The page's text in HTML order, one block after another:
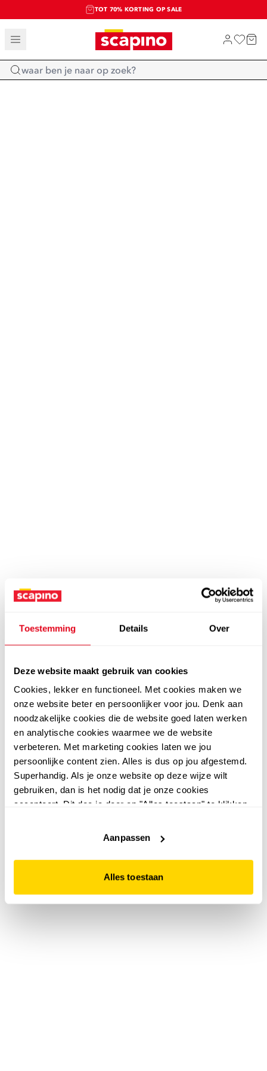
Toestemming Details Over
Deze website maakt gebruik van cookies
Cookies, lekker en functioneel. Met cookies maken we
onze website beter en persoonlijker voor jou. Denk aan
noodzakelijke cookies die de website goed laten werken
en analytische cookies waarmee we de website
verbeteren. Met marketing cookies laten we jou
persoonlijke content zien. Alles is dus op jou afgestemd.
Superhandig. Als je onze website op deze wijze wilt
gebruiken, dan is het nodig dat je onze cookies
accepteert. Dit doe je door op "Alles toestaan" te klikken.
website niet optimaal functioneert.
Aanpassen
Alles toestaan
TOT 70% KORTING OP SALE
SALE: LAATSTE KANS!
SHOP NIEUW
Home